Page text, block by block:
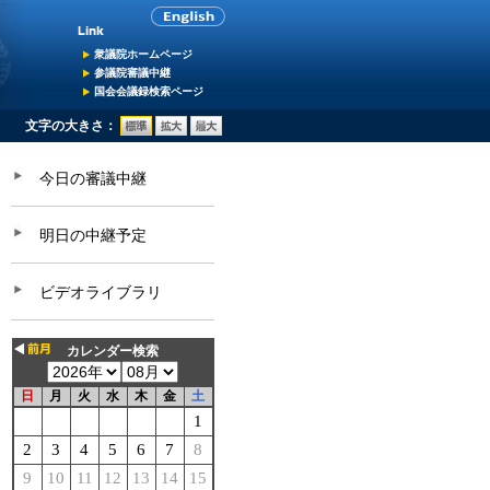
衆議院ホームページ
参議院審議中継
国会会議録検索ページ
文字の大きさ：
今日の審議中継
明日の中継予定
ビデオライブラリ
カレンダー検索
日 月 火 水 木 金 土
1
2
3 4 5 6 7
8
9
10 11 12 13 14
15